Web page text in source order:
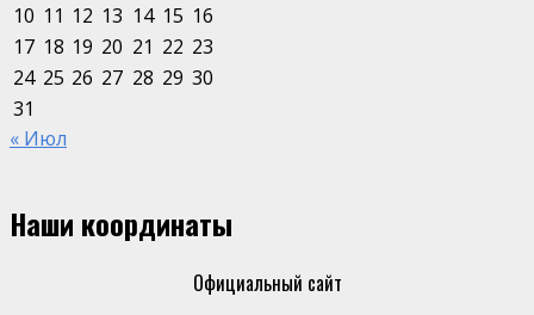
10 11 12 13 14 15 16
17 18 19 20 21 22 23
24 25 26 27 28 29 30
31
« Июл
Наши координаты
Официальный сайт